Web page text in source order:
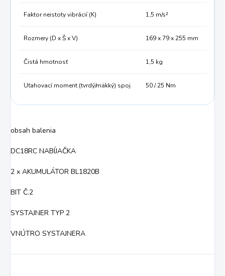
Faktor neistoty vibrácií (K) 1,5 m/s²
Rozmery (D x Š x V) 169 x 79 x 255 mm
Čistá hmotnosť 1,5 kg
Uťahovací moment (tvrdý/mäkký) spoj 50 / 25 Nm
obsah balenia
DC18RC NABÍJAČKA
2 x AKUMULÁTOR BL1820B
BIT Č.2
SYSTAJNER TYP 2
VNÚTRO SYSTAJNERA